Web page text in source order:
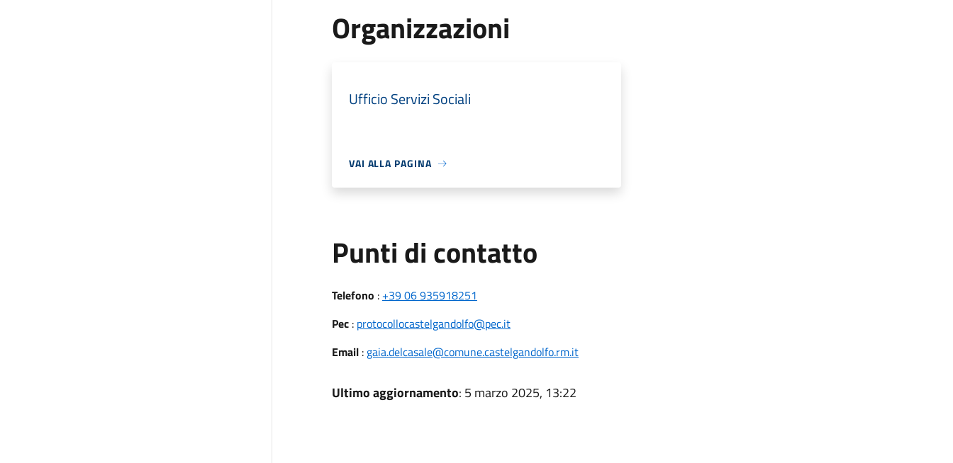
Organizzazioni
Ufficio Servizi Sociali
VAI ALLA PAGINA
Punti di contatto
Telefono : +39 06 935918251
Pec: protocollocastelgandolfo@pec.it
Email: gaia.delcasale@comune.castelgandolfo.rm.it
Ultimo aggiornamento: 5 marzo 2025, 13:22